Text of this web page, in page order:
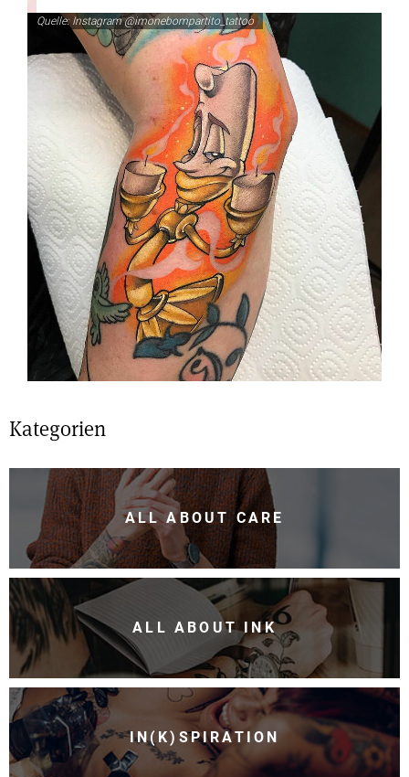
Quelle: Instagram @imonebompartito_tattoo
Kategorien
ALL ABOUT CARE
ALL ABOUT INK
IN(K)SPIRATION